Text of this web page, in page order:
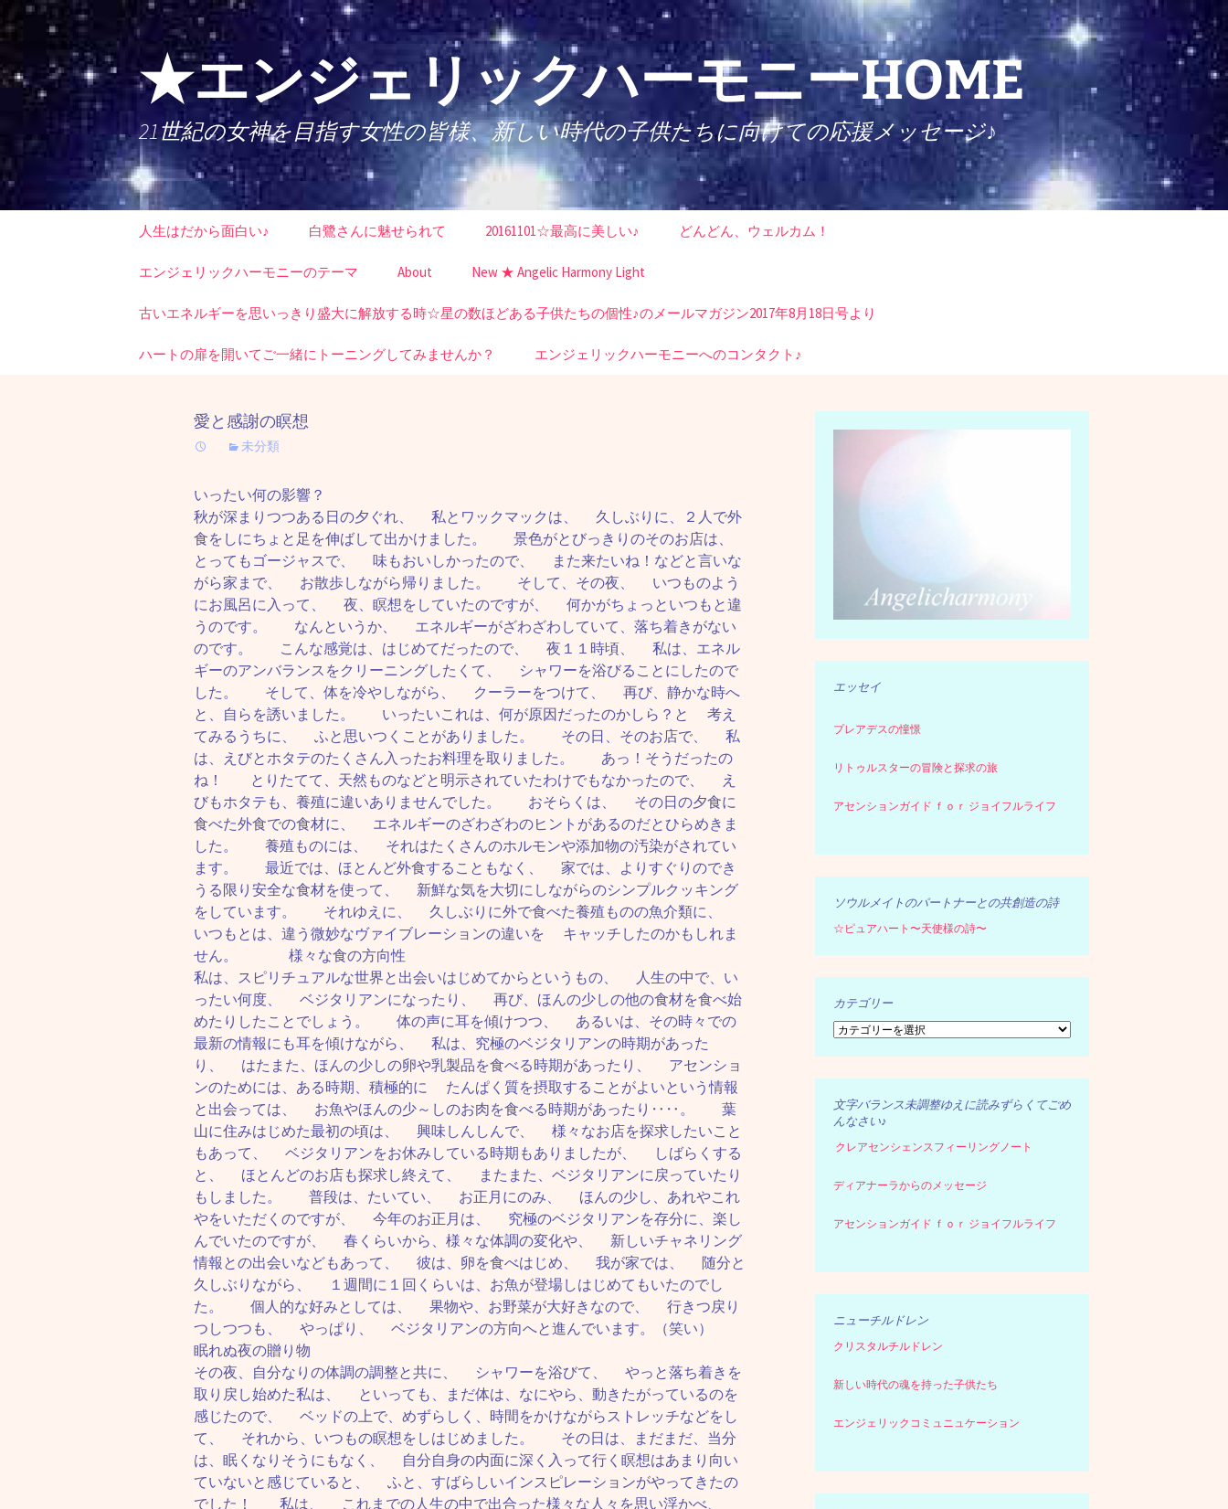
ン
ン
ッ
プ
★エンジェリックハーモニーHOME
21世紀の女神を目指す女性の皆様、新しい時代の子供たちに向けての応援メッセージ♪
人生はだから面白い♪ 白鷺さんに魅せられて 20161101☆最高に美しい♪ どんどん、ウェルカム！
エンジェリックハーモニーのテーマ About New ★ Angelic Harmony Light
古いエネルギーを思いっきり盛大に解放する時☆星の数ほどある子供たちの個性♪のメールマガジン2017年8月18日号より
ハートの扉を開いてご一緒にトーニングしてみませんか？ エンジェリックハーモニーへのコンタクト♪
愛と感謝の瞑想
未分類
いったい何の影響？
秋が深まりつつある日の夕ぐれ、 私とワックマックは、 久しぶりに、２人で外
食をしにちょと足を伸ばして出かけました。 景色がとびっきりのそのお店は、
とってもゴージャスで、 味もおいしかったので、 また来たいね！などと言いな
がら家まで、 お散歩しながら帰りました。 そして、その夜、 いつものよう
にお風呂に入って、 夜、瞑想をしていたのですが、 何かがちょっといつもと違
うのです。 なんというか、 エネルギーがざわざわしていて、落ち着きがない
のです。 こんな感覚は、はじめてだったので、 夜１１時頃、 私は、エネル
ギーのアンバランスをクリーニングしたくて、 シャワーを浴びることにしたので
した。 そして、体を冷やしながら、 クーラーをつけて、 再び、静かな時へ
と、自らを誘いました。 いったいこれは、何が原因だったのかしら？と 考え
てみるうちに、 ふと思いつくことがありました。 その日、そのお店で、 私
は、えびとホタテのたくさん入ったお料理を取りました。 あっ！そうだったの
ね！ とりたてて、天然ものなどと明示されていたわけでもなかったので、 え
びもホタテも、養殖に違いありませんでした。 おそらくは、 その日の夕食に
食べた外食での食材に、 エネルギーのざわざわのヒントがあるのだとひらめきま
した。 養殖ものには、 それはたくさんのホルモンや添加物の汚染がされてい
ます。 最近では、ほとんど外食することもなく、 家では、よりすぐりのでき
うる限り安全な食材を使って、 新鮮な気を大切にしながらのシンプルクッキング
をしています。 それゆえに、 久しぶりに外で食べた養殖ものの魚介類に、
いつもとは、違う微妙なヴァイブレーションの違いを キャッチしたのかもしれま
せん。 様々な食の方向性
私は、スピリチュアルな世界と出会いはじめてからというもの、 人生の中で、い
ったい何度、 ベジタリアンになったり、 再び、ほんの少しの他の食材を食べ始
めたりしたことでしょう。 体の声に耳を傾けつつ、 あるいは、その時々での
最新の情報にも耳を傾けながら、 私は、究極のベジタリアンの時期があった
り、 はたまた、ほんの少しの卵や乳製品を食べる時期があったり、 アセンショ
ンのためには、ある時期、積極的に たんぱく質を摂取することがよいという情報
と出会っては、 お魚やほんの少～しのお肉を食べる時期があったり‥‥。 葉
山に住みはじめた最初の頃は、 興味しんしんで、 様々なお店を探求したいこと
もあって、 ベジタリアンをお休みしている時期もありましたが、 しばらくする
と、 ほとんどのお店も探求し終えて、 またまた、ベジタリアンに戻っていたり
もしました。 普段は、たいてい、 お正月にのみ、 ほんの少し、あれやこれ
やをいただくのですが、 今年のお正月は、 究極のベジタリアンを存分に、楽し
んでいたのですが、 春くらいから、様々な体調の変化や、 新しいチャネリング
情報との出会いなどもあって、 彼は、卵を食べはじめ、 我が家では、 随分と
久しぶりながら、 １週間に１回くらいは、お魚が登場しはじめてもいたのでし
た。 個人的な好みとしては、 果物や、お野菜が大好きなので、 行きつ戻り
つしつつも、 やっぱり、 ベジタリアンの方向へと進んでいます。（笑い）
眠れぬ夜の贈り物
その夜、自分なりの体調の調整と共に、 シャワーを浴びて、 やっと落ち着きを
取り戻し始めた私は、 といっても、まだ体は、なにやら、動きたがっているのを
感じたので、 ベッドの上で、めずらしく、時間をかけながらストレッチなどをし
て、 それから、いつもの瞑想をしはじめました。 その日は、まだまだ、当分
は、眠くなりそうにもなく、 自分自身の内面に深く入って行く瞑想はあまり向い
ていないと感じていると、 ふと、すばらしいインスピレーションがやってきたの
でした！ 私は、 これまでの人生の中で出合った様々な人々を思い浮かべ、
エッセイ
プレアデスの憧憬
リトゥルスターの冒険と探求の旅
アセンションガイド ｆｏｒ ジョイフルライフ
ソウルメイトのパートナーとの共創造の詩
☆ピュアハート〜天使様の詩〜
カテゴリー
カ
ゴ
リ
文字バランス未調整ゆえに読みずらくてごめ
んなさい♪
クレアセンシェンスフィーリングノート
ディアナーラからのメッセージ
アセンションガイド ｆｏｒ ジョイフルライフ
ニューチルドレン
クリスタルチルドレン
新しい時代の魂を持った子供たち
エンジェリックコミュニュケーション